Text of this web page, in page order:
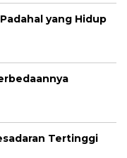
yang Hidup
Tertinggi